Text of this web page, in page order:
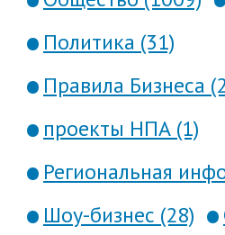
Политика (31)
Правила Бизнеса
проекты НПА (1)
Региональная
Шоу-бизнес (28)